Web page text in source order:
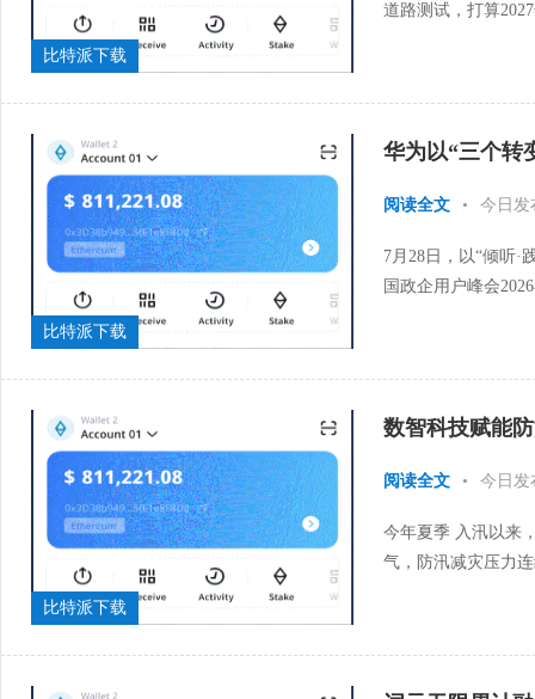
比特派下载
道路测试，打算
比特派下载
华为以“三个转
阅读全文 • 今日发
7月28日，以“倾听·
国政企用户峰会
比特派下载
数智科技赋能
阅读全文 • 今日发
今年夏季 入汛以来
气，防汛减灾压力